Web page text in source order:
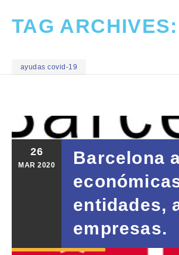
TAG ARCHIVES:
ayudas covid-19
26
MAR2020
Barcelona
entidades,
empresas.